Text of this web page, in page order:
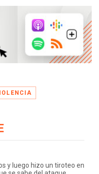
y luego hizo un tiroteo en